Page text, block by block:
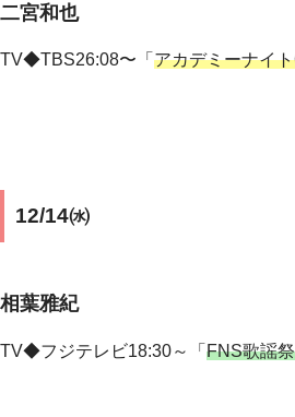
二宮和也
TV◆TBS26:08〜「 アカデミーナイ
12/14㈬
相葉雅紀
TV◆フジテレビ18:30～「 FNS歌謡